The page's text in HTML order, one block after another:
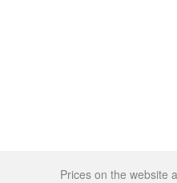
Prices on the website